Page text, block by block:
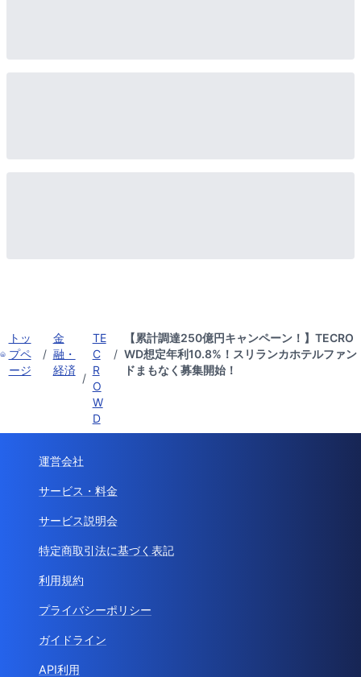
トッ
プペ
ージ
/
金
融・
経済
/
TE
C
R
O
W
D
/
【累計調達250億円キャンペーン！】TECRO
WD想定年利10.8%！スリランカホテルファン
ドまもなく募集開始！
運営会社
サービス・料金
サービス説明会
特定商取引法に基づく表記
利用規約
プライバシーポリシー
ガイドライン
API利用